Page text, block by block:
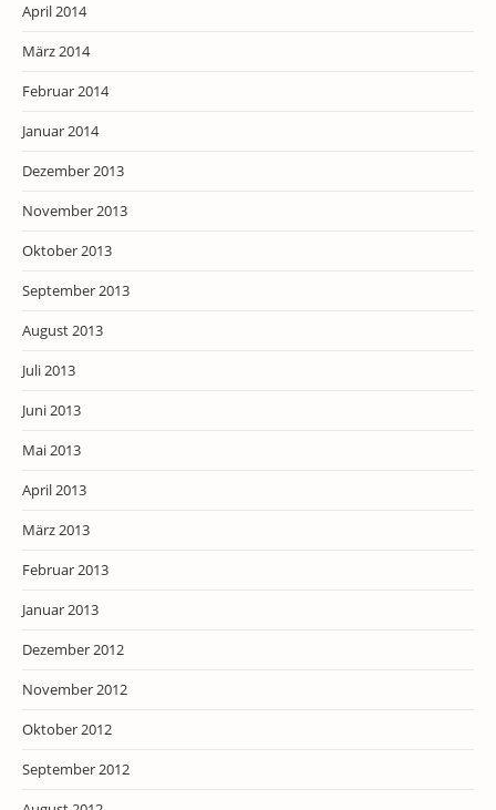
April 2014
März 2014
Februar 2014
Januar 2014
Dezember 2013
November 2013
Oktober 2013
September 2013
August 2013
Juli 2013
Juni 2013
Mai 2013
April 2013
März 2013
Februar 2013
Januar 2013
Dezember 2012
November 2012
Oktober 2012
September 2012